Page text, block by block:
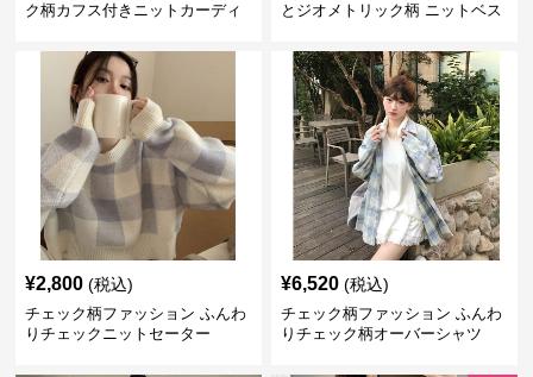
ク柄カフス付きニットカーディ
とジオメトリック柄 ニットベス
¥2,800 (税込)
チェック柄ファッション ふんわ
りチェックニットセーター
¥6,520 (税込)
チェック柄ファッション ふんわ
りチェック柄オーバーシャツ